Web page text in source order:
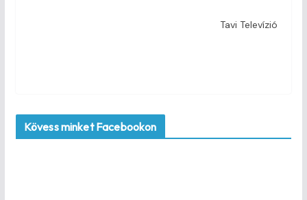
Tavi Televízió
Kövess minket Facebookon